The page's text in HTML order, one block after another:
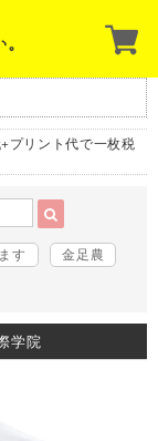
プリント代で一枚税
す
金足農
学院